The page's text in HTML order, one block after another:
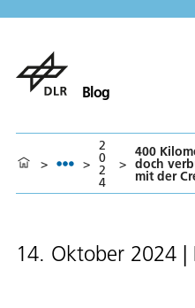
Blog
> >
2
0
2
4
>
400
doch
mit der
14. Oktober 2024 |